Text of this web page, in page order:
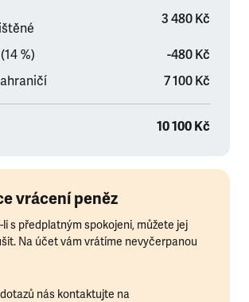
3 480 Kč
%)
-480 Kč
7 100 Kč
10 100 Kč
vrácení peněz
li s předplatným spokojeni, můžete jej
Na účet vám vrátíme nevyčerpanou
nás kontaktujte na